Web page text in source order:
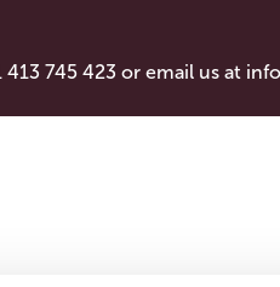
745 423 or email us at